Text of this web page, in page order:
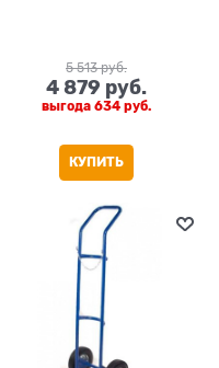
5 513 руб.
4 879 руб.
выгода 634 руб.
КУПИТЬ